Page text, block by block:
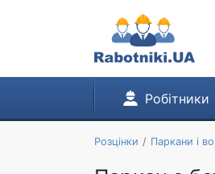
Робітники
Розцінки Паркани і